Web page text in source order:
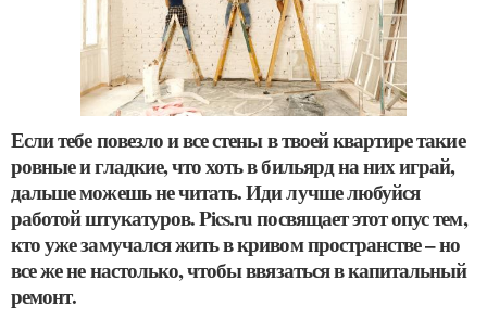
Если тебе повезло и все стены в твоей квартире такие
ровные и гладкие, что хоть в бильярд на них играй,
дальше можешь не читать. Иди лучше любуйся
работой штукатуров. Pics.ru посвящает этот опус тем,
кто уже замучался жить в кривом пространстве – но
все же не настолько, чтобы ввязаться в капитальный
ремонт.